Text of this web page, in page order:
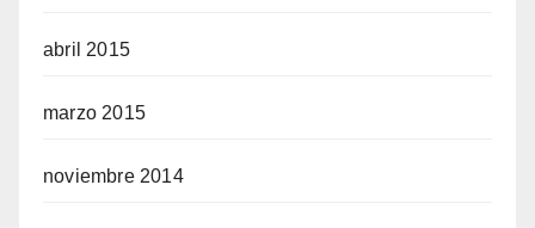
abril 2015
marzo 2015
noviembre 2014